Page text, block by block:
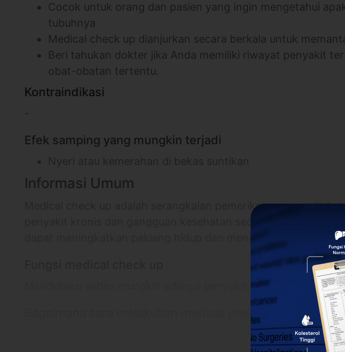
Cocok untuk orang dan pasien yang ingin mengetahui
tubuhnya
Medical check up dianjurkan secara berkala untuk
Beri tahukan dokter jika Anda memiliki riwayat penyakit
obat-obatan tertentu.
Kontraindikasi
-
Efek samping yang mungkin terjadi
Informasi Umum
Medical check up adalah serangkaian pemeriksaan yang
penyakit kronis dan gangguan kesehatan sedini mungkin.
dapat meningkatkan peluang hidup dan mengarahkan pasien
Mendeteksi sedini mungkin adanya penyakit dalam tubuh
Mengambil sampel darah dan urine untuk diperiksa di